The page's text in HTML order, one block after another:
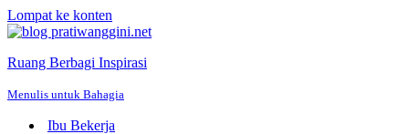
Lompat ke konten
Ruang Berbagi Inspirasi
Menulis untuk Bahagia
Ibu Bekerja